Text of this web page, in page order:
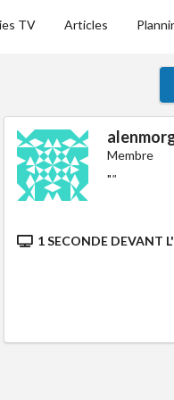
TV Articles
Membre
""
1 SECONDE DEVANT